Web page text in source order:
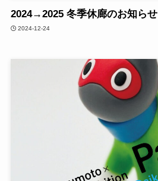
2024→2025 冬季休廊のお知らせ
2024-12-24